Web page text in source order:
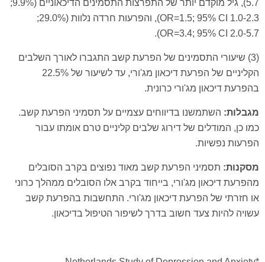
5.7), גיל מוקדם יותר של התפרצות התסמינים הדיכאוניים (9.9%;
OR=1.5; 95% CI 1.0-2.3), והפרעות חרדה נלוות (29.0%;
OR=3.4; 95% CI 2.0-5.7).
(3) שיעורי התסמינים של הפרעת קשב התגברו לאורך השלבים
הקליניים של הפרעת דיכאון מג'ורי, עד לשיעור של 22.5%
בהפרעת דיכאון מג'ורי כרונית.
מגבלות: השתמשנו בדיווחים עצמיים על תסמיני הפרעת קשב.
כמו כן, המודלים של דירוג שלבים קליניים טרם אומתו עבור
הפרעות נפשיות.
מסקנות: תסמיני הפרעת קשב מאוד נפוצים בקרב הסובלים
מהפרעת דיכאון מג'ורי, בייחוד בקרב אלו הסובלים ממהלך כרוני
או חזרתי של הפרעת דיכאון מג'ורי. התחשבות בהפרעת קשב
עשויה להיות צעד חשוב בדרך לשיפור הטיפול בדיכאון.